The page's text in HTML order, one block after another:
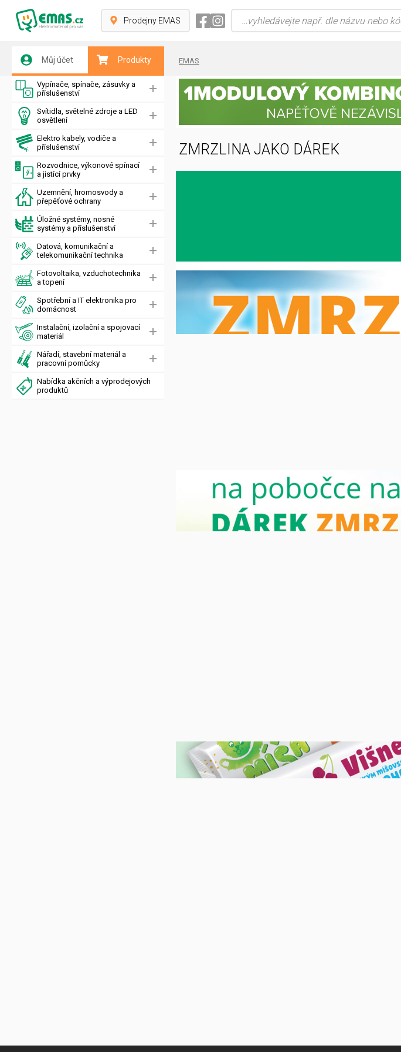
Prodejny EMAS
Můj účet Produkty
Vypínače, spínače, zásuvky a
příslušenství
Svítidla, světelné zdroje a LED
osvětlení
Elektro kabely, vodiče a
příslušenství
Rozvodnice, výkonové spínací
a jistící prvky
Uzemnění, hromosvody a
přepěťové ochrany
Úložné systémy, nosné
systémy a příslušenství
Datová, komunikační a
telekomunikační technika
Fotovoltaika, vzduchotechnika
a topení
Spotřební a IT elektronika pro
domácnost
Instalační, izolační a spojovací
materiál
Nářadí, stavební materiál a
pracovní pomůcky
Nabídka akčních a výprodejových
produktů
EMAS
ZMRZLINA JAKO DÁREK